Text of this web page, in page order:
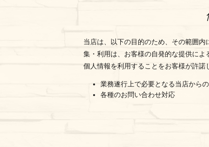
当店は、以下の目的のため、その範囲
集・利用は、お客様の自発的な提供に
個人情報を利用することをお客様が許諾
業務遂行上で必要となる当店から
各種のお問い合わせ対応